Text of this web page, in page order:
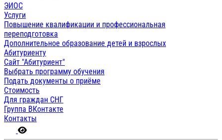
ЭИОС
Услуги
Повышение квалификации и профессиональная
переподготовка
Дополнительное образование детей и взрослых
Абитуриенту
Сайт "Абитуриент"
Выбрать программу обучения
Подать документы о приёме
Стоимость
Для граждан СНГ
Группа ВКонтакте
Контакты